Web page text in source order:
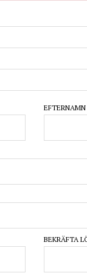
EFTERNAMN
BEKRÄFTA